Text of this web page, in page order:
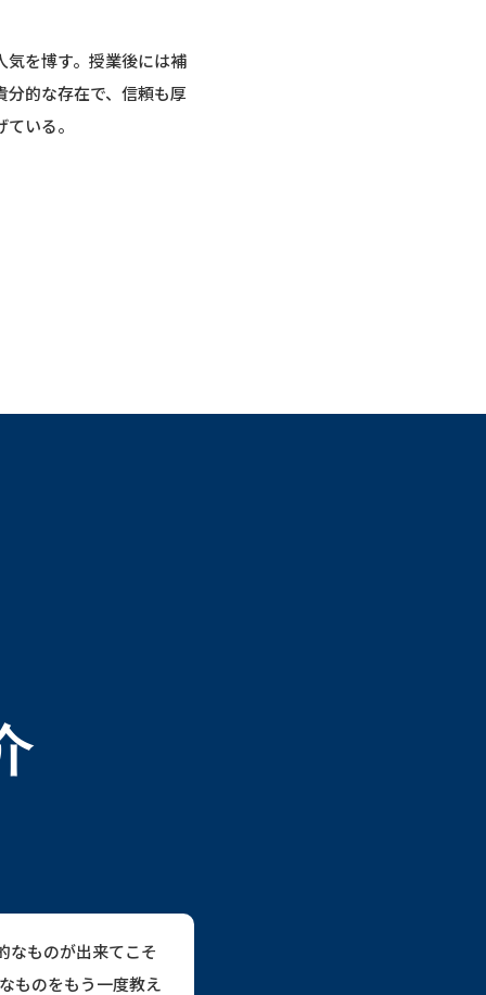
を博す。授業後には補
的な存在で、信頼も厚
いる。
なものが出来てこそ
ものをもう一度教え